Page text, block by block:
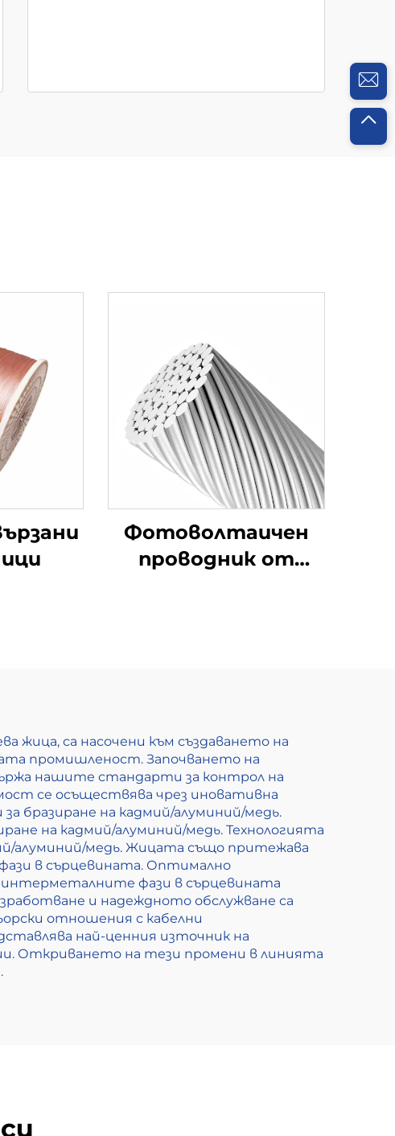
Фотоволтаичен
проводник от
жица, са насочени към създаването на
промишленост. Започването на
нашите стандарти за контрол на
се осъществява чрез иновативна
бразиране на кадмий/алуминий/медь.
на кадмий/алуминий/медь. Технологията
алуминий/медь. Жицата също притежава
в сърцевината. Оптимално
фази в сърцевината
и надеждното обслужване са
отношения с кабелни
най-ценния източник на
Откриването на тези промени в линията